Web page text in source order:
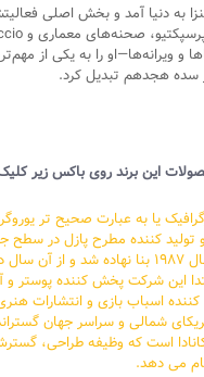
۱۶۹۱ در پیاچنزا به دنیا آمد و بخش اصلی
و ویرانه‌ها—او را به یکی از
سده هجدهم تبدیل کرد.
این برند روی باکس زیر
یا به عبارت صحیح تر
تولید کننده مطرح پازل در سطح
باشد. یوروگرافیک در سال ۱۹۸۷ بنا نهاده شد
این شرکت پخش کننده پوستر و
کننده اسباب بازی و انتشارات
شمالی و سراسر جهان
است که وظیفه طراحی،
می دهد.